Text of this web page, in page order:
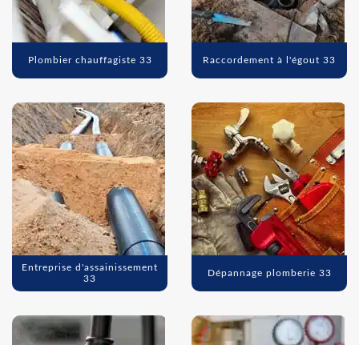
Plombier chauffagiste 33 Raccordement à l'égout 33
Entreprise d'assainissement
33
Dépannage plomberie 33